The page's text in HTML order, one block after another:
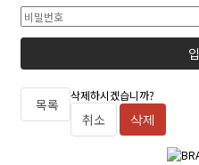
목록
삭제하시겠습니까?
취소 삭제